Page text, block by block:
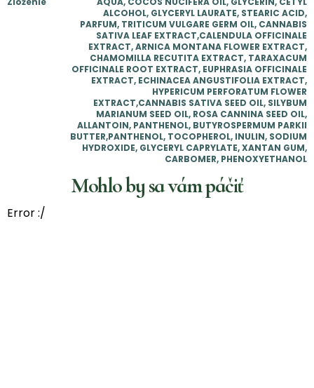
ALCOHOL, GLYCERYL LAURATE, STEARIC ACID,
PARFUM, TRITICUM VULGARE GERM OIL, CANNABIS
SATIVA LEAF EXTRACT,CALENDULA OFFICINALE
EXTRACT, ARNICA MONTANA FLOWER EXTRACT,
CHAMOMILLA RECUTITA EXTRACT, TARAXACUM
OFFICINALE ROOT EXTRACT, EUPHRASIA OFFICINALE
EXTRACT, ECHINACEA ANGUSTIFOLIA EXTRACT,
HYPERICUM PERFORATUM FLOWER
EXTRACT,CANNABIS SATIVA SEED OIL, SILYBUM
MARIANUM SEED OIL, ROSA CANNINA SEED OIL,
ALLANTOIN, PANTHENOL, BUTYROSPERMUM PARKII
BUTTER,PANTHENOL, TOCOPHEROL, INULIN, SODIUM
HYDROXIDE, GLYCERYL CAPRYLATE, XANTAN GUM,
CARBOMER, PHENOXYETHANOL
Mohlo by sa vám páčiť
Error :/